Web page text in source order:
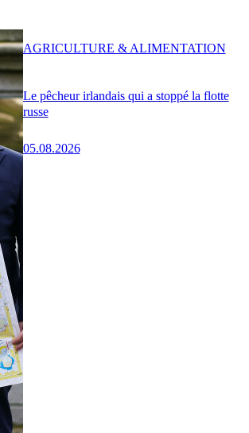
Le pêcheur irlandais qui a stoppé la flotte
russe
05.08.2026
AGRICULTURE & ALIMENTATION